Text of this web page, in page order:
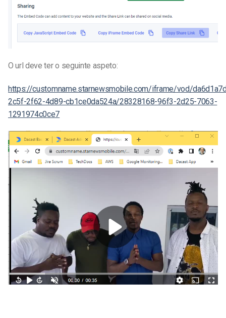
O url deve ter o seguinte aspeto:
https://customname.starnewsmobile.com/iframe/vod/
2c5f-2f62-4d89-cb1ce0da524a/28328168-96f3-2d25-7063-
1291974c0ce7